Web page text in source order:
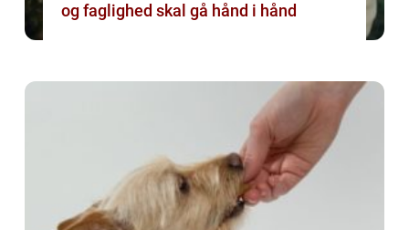
og faglighed skal gå hånd i hånd